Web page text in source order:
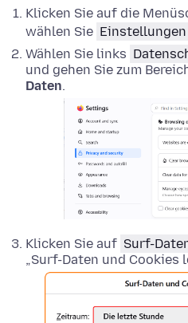
Klicken Sie auf die
wählen Sie Einstellungen
Wählen Sie links
und gehen Sie zum
Daten.
Klicken Sie auf Surf-
„Surf-Daten und Cookies